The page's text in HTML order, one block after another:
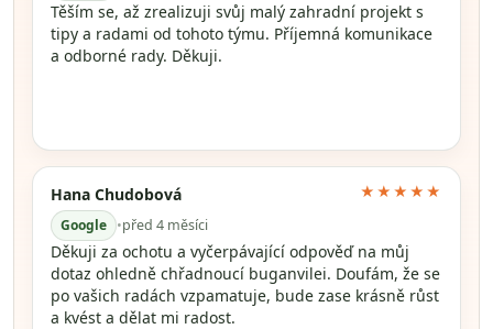
Těším se, až zrealizuji svůj malý zahradní projekt s
tipy a radami od tohoto týmu. Příjemná komunikace
a odborné rady. Děkuji.
Hana Chudobová
Google •před 4 měsíci
★★★★★
Děkuji za ochotu a vyčerpávající odpověď na můj
dotaz ohledně chřadnoucí buganvilei. Doufám, že se
po vašich radách vzpamatuje, bude zase krásně růst
a kvést a dělat mi radost.